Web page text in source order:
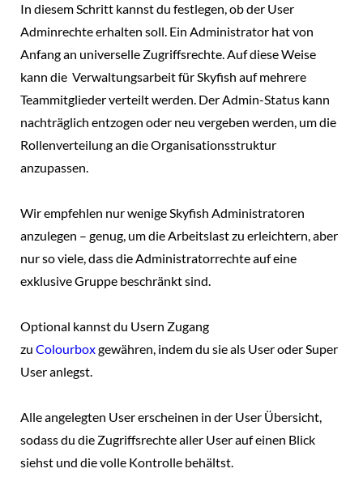
In diesem Schritt kannst du festlegen, ob der User
Adminrechte erhalten soll. Ein Administrator hat von
Anfang an universelle Zugriffsrechte. Auf diese Weise
kann die Verwaltungsarbeit für Skyfish auf mehrere
Teammitglieder verteilt werden. Der Admin-Status kann
nachträglich entzogen oder neu vergeben werden, um die
Rollenverteilung an die Organisationsstruktur
anzupassen.
Wir empfehlen nur wenige Skyfish Administratoren
anzulegen – genug, um die Arbeitslast zu erleichtern, aber
nur so viele, dass die Administratorrechte auf eine
exklusive Gruppe beschränkt sind.
Optional kannst du Usern Zugang
zu Colourboxgewähren, indem du sie als User oder Super
User anlegst.
Alle angelegten User erscheinen in der User Übersicht,
sodass du die Zugriffsrechte aller User auf einen Blick
siehst und die volle Kontrolle behältst.